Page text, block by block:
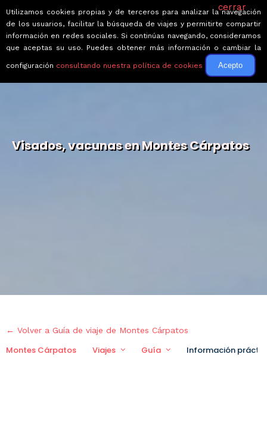
Visados, vacunas en Montes Cárpatos
← Volver a Guía de viaje de Montes Cárpatos
Montes Cárpatos Viajes Guía Información
cerrar
Utilizamos cookies propias y de terceros para analizar la navegación
de los usuarios, facilitar la búsqueda de viajes y permitirte compartir
información en redes sociales. Si continúas navegando, consideramos
que aceptas su uso. Puedes obtener más información o cambiar la
configuración consultando nuestra política de cookies Acepto